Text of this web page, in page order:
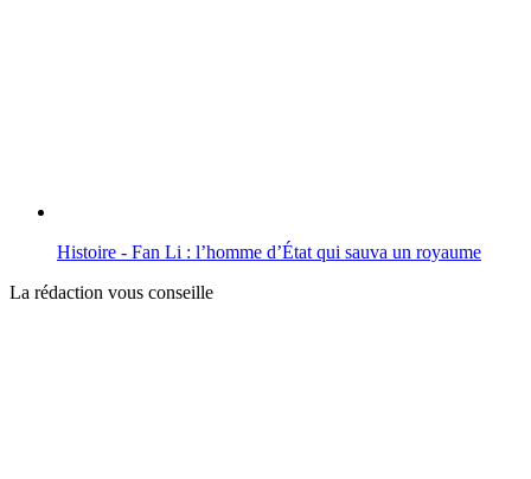
Histoire - Fan Li : l’homme d’État qui sauva un royaume
La rédaction vous conseille